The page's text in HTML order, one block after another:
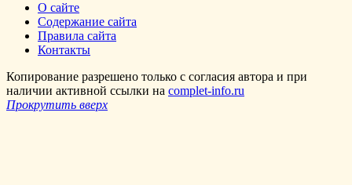
О сайте
Содержание сайта
Правила сайта
Контакты
Копирование разрешено только с согласия автора и при
наличии активной ссылки на complet-info.ru
Прокрутить вверх